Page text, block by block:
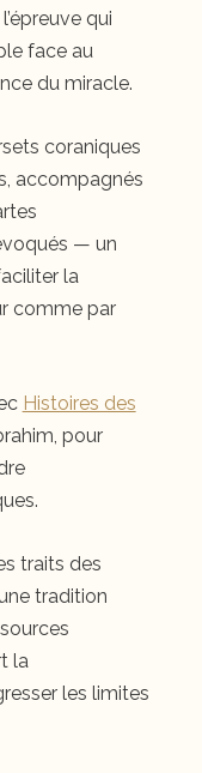
qui
face au
du miracle.
coraniques
accompagnés
— un
la
comme par
Histoires des
pour
traits des
tradition
la
les limites